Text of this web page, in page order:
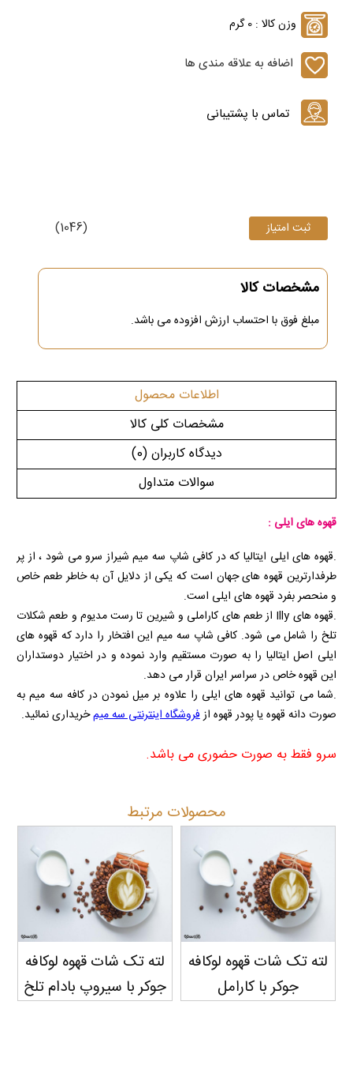
وزن کالا : 0 گرم
اضافه به علاقه مندی ها
(1046)
مشخصات کالا
مبلغ فوق با احتساب ارزش افزوده می باشد.
اطلاعات محصول
مشخصات کلی کالا
دیدگاه کاربران(0)
سوالات متداول
قهوه های ایلی :
.قهوه های ایلی ایتالیا که در کافی شاپ سه میم شیراز سرو می شود ، از پر
طرفدارترین قهوه های جهان است که یکی از دلایل آن به خاطر طعم خاص
و منحصر بفرد قهوه های ایلی است.
.قهوه های Illy از طعم های کاراملی و شیرین تا رست مدیوم و طعم شکلات
تلخ را شامل می شود. کافی شاپ سه میم این افتخار را دارد که قهوه های
ایلی اصل ایتالیا را به صورت مستقیم وارد نموده و در اختیار دوستداران
این قهوه خاص در سراسر ایران قرار می دهد.
.شما می توانید قهوه های ایلی را علاوه بر میل نمودن در کافه سه میم به
صورت دانه قهوه یا پودر قهوه ازفروشگاه اینترنتی سه میمخریداری نمائید.
سرو فقط به صورت حضوری می باشد.
محصولات مرتبط
لته تک شات قهوه لوکافه
جوکر با سیروپ بادام تلخ
لته تک شات قهوه لوکافه
جوکر با سیروپ فندوق